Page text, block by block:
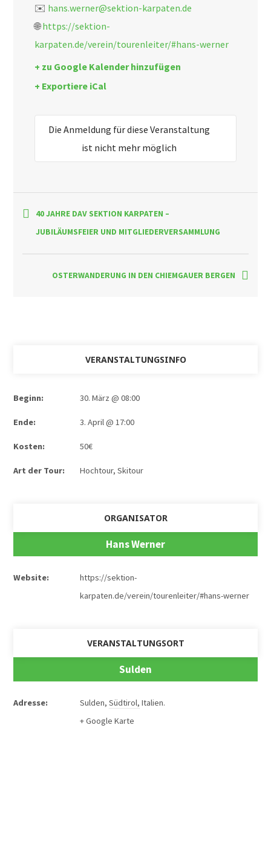
✉️ hans.werner@sektion-karpaten.de
🌐https://sektion-
karpaten.de/verein/tourenleiter/#hans-werner
+ zu Google Kalender hinzufügen
+ Exportiere iCal
Die Anmeldung für diese Veranstaltung
ist nicht mehr möglich
40 JAHRE DAV SEKTION KARPATEN –
JUBILÄUMSFEIER UND MITGLIEDERVERSAMMLUNG
OSTERWANDERUNG IN DEN CHIEMGAUER BERGEN
VERANSTALTUNGSINFO
Beginn: 30. März @ 08:00
Ende: 3. April @ 17:00
Kosten: 50€
Art der Tour: Hochtour,Skitour
ORGANISATOR
Hans Werner
Website:
https://sektion-
karpaten.de/verein/tourenleiter/#hans-werner
VERANSTALTUNGSORT
Sulden
Adresse: Sulden, Südtirol, Italien.
+ Google Karte